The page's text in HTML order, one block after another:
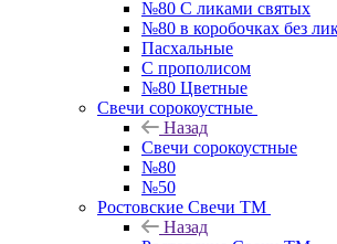
№80 С ликами святых
№80 в коробочках без
Пасхальные
С прополисом
№80 Цветные
Свечи сорокоустные
Назад
Свечи сорокоустные
№80
№50
Ростовские Свечи ТМ
Назад